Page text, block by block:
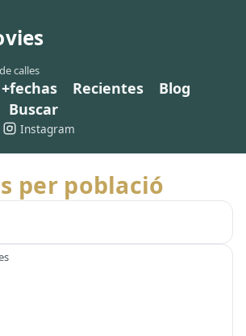
calles
+fechas Recientes
Blog
Buscar
Instagram
per població